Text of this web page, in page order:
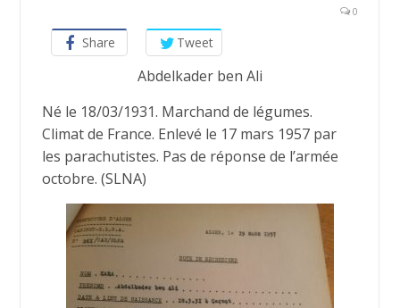
0
Share Tweet
Abdelkader ben Ali
Né le 18/03/1931. Marchand de légumes.
Climat de France. Enlevé le 17 mars 1957 par
les parachutistes. Pas de réponse de l’armée
octobre. (SLNA)